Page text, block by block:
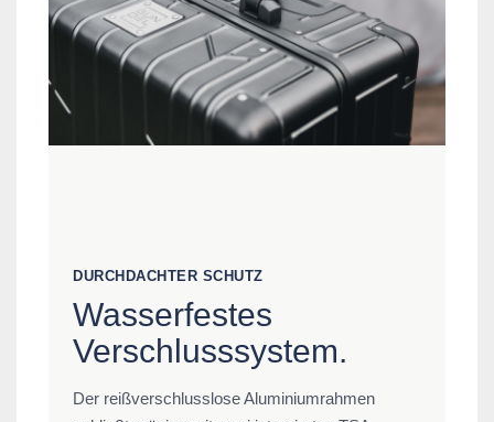
DURCHDACHTER SCHUTZ
Wasserfestes
Verschlusssystem.
Der reißverschlusslose Aluminiumrahmen